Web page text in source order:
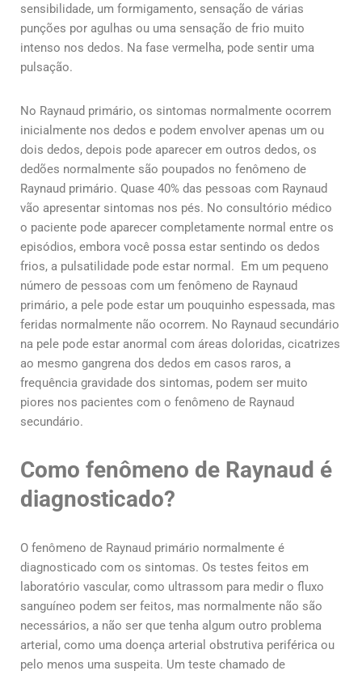
sensibilidade, um formigamento, sensação de várias
punções por agulhas ou uma sensação de frio muito
intenso nos dedos. Na fase vermelha, pode sentir uma
pulsação.
No Raynaud primário, os sintomas normalmente ocorrem
inicialmente nos dedos e podem envolver apenas um ou
dois dedos, depois pode aparecer em outros dedos, os
dedões normalmente são poupados no fenômeno de
Raynaud primário. Quase 40% das pessoas com Raynaud
vão apresentar sintomas nos pés. No consultório médico
o paciente pode aparecer completamente normal entre os
episódios, embora você possa estar sentindo os dedos
frios, a pulsatilidade pode estar normal. Em um pequeno
número de pessoas com um fenômeno de Raynaud
primário, a pele pode estar um pouquinho espessada, mas
feridas normalmente não ocorrem. No Raynaud secundário
na pele pode estar anormal com áreas doloridas, cicatrizes
ao mesmo gangrena dos dedos em casos raros, a
frequência gravidade dos sintomas, podem ser muito
piores nos pacientes com o fenômeno de Raynaud
secundário.
Como fenômeno de Raynaud é
diagnosticado?
O fenômeno de Raynaud primário normalmente é
diagnosticado com os sintomas. Os testes feitos em
laboratório vascular, como ultrassom para medir o fluxo
sanguíneo podem ser feitos, mas normalmente não são
necessários, a não ser que tenha algum outro problema
arterial, como uma doença arterial obstrutiva periférica ou
pelo menos uma suspeita. Um teste chamado de